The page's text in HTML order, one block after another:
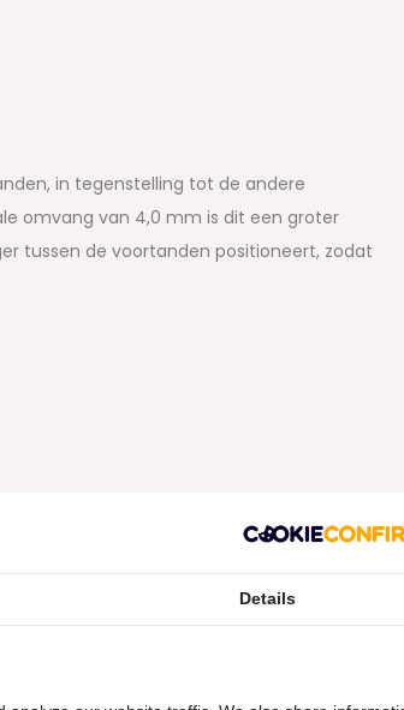
in tegenstelling tot de andere
omvang van 4,0 mm is dit een groter
tussen de voortanden positioneert, zodat
ruimten, dan vraag je jouw tandarts of
Details